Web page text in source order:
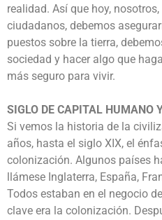
realidad. Así que hoy,
ciudadanos, debemos
puestos sobre la tierra,
sociedad y hacer algo que
más seguro para vivir.
SIGLO DE CAPITAL HUMANO
Si vemos la historia de la
años, hasta el siglo XIX, el
colonización. Algunos países
llámese Inglaterra, España,
Todos estaban en el negocio
clave era la colonización.